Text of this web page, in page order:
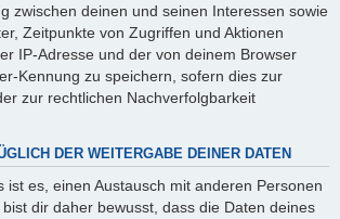
zwischen deinen und seinen Interessen sowie
Zeitpunkte von Zugriffen und Aktionen
IP-Adresse und der von deinem Browser
Kennung zu speichern, sofern dies zur
zur rechtlichen Nachverfolgbarkeit
DER WEITERGABE DEINER DATEN
ist es, einen Austausch mit anderen Personen
dir daher bewusst, dass die Daten deines